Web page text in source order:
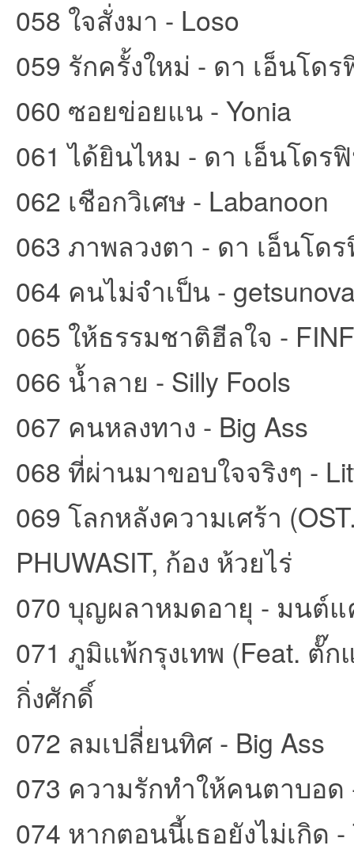
058 ใจสั่งมา - Loso
059 รักครั้งใหม่ - ดา เอ็นโด
060 ซอยข่อยแน - Yonia
061 ได้ยินไหม - ดา เอ็นโดร
062 เชือกวิเศษ - Labanoon
063 ภาพลวงตา - ดา เอ็นโด
064 คนไม่จำเป็น -
065 ให้ธรรมชาติฮีลใจ -
066 น้ำลาย - Silly Fools
067 คนหลงทาง - Big Ass
068 ที่ผ่านมาขอบใจจริงๆ -
069 โลกหลังความเศร้า
PHUWASIT, ก้อง ห้วยไร่
070 บุญผลาหมดอายุ - มนต์
071 ภูมิแพ้กรุงเทพ (Feat. ตั๊
กิ่งศักดิ์
072 ลมเปลี่ยนทิศ - Big Ass
073 ความรักทำให้คนตาบอด
074 หากตอนนี้เธอยังไม่เกิด